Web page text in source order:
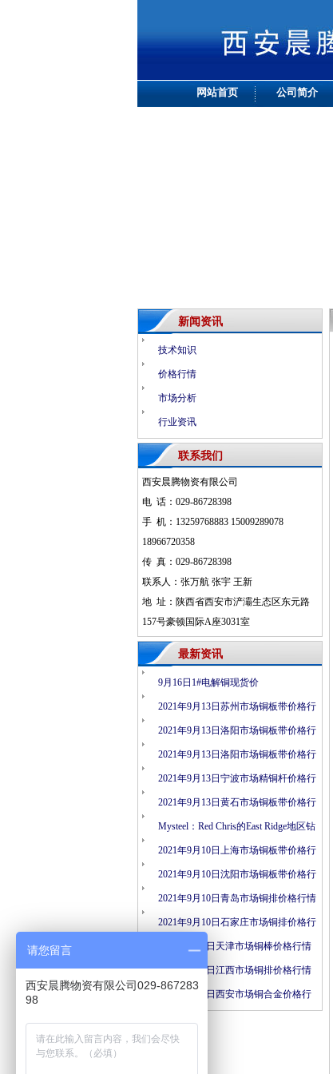
网站首页 公司简介
新闻资讯
技术知识
价格行情
市场分析
行业资讯
联系我们
西安晨腾物资有限公司
电 话：029-86728398
手 机：13259768883 15009289078
18966720358
传 真：029-86728398
联系人：张万航 张宇 王新
地 址：陕西省西安市浐灞生态区东元路
157号豪顿国际A座3031室
最新资讯
9月16日1#电解铜现货价
2021年9月13日苏州市场铜板带价格行
情
2021年9月13日洛阳市场铜板带价格行
情
2021年9月13日洛阳市场铜板带价格行
情
2021年9月13日宁波市场精铜杆价格行
情
2021年9月13日黄石市场铜板带价格行
情
Mysteel：Red Chris的East Ridge地区钻
探结果表明矿化连续性
2021年9月10日上海市场铜板带价格行
情
2021年9月10日沈阳市场铜板带价格行
情
2021年9月10日青岛市场铜排价格行情
2021年9月10日石家庄市场铜排价格行
2021年9月6日天津市场铜棒价格行情
2021年9月6日江西市场铜排价格行情
2021年9月6日西安市场铜合金价格行
请您留言
西安晨腾物资有限公司029-867283
98